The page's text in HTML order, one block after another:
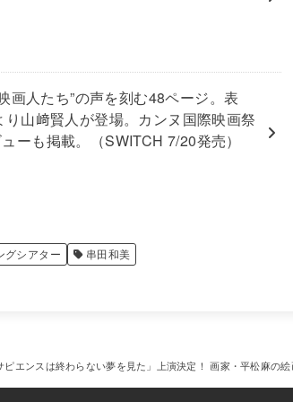
画人たち”の声を刻む48ページ。表
山﨑賢人が登場。カンヌ国際映画祭
ーも掲載。（SWITCH 7/20発売）
グシアター 串田和美
エンスは終わらない夢を見た」上演決定！ 画家・平松麻の